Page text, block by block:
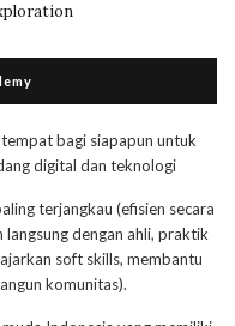
bagi siapapun untuk
digital dan teknologi
terjangkau (efisien secara
dengan ahli, praktik
soft skills, membantu
komunitas).